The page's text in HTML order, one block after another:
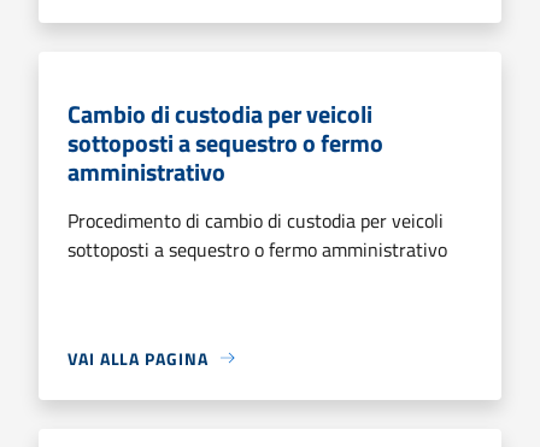
Cambio di custodia per veicoli
sottoposti a sequestro o fermo
amministrativo
Procedimento di cambio di custodia per veicoli
sottoposti a sequestro o fermo amministrativo
VAI ALLA PAGINA